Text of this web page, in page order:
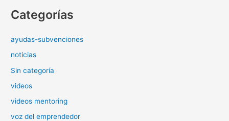
Categorías
ayudas-subvenciones
noticias
Sin categoría
videos
videos mentoring
voz del emprendedor